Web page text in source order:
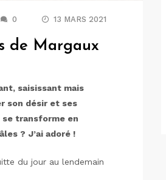
0 13 MARS 2021
de Margaux
saisissant mais
son désir et ses
transforme en
? J’ai adoré !
du jour au lendemain